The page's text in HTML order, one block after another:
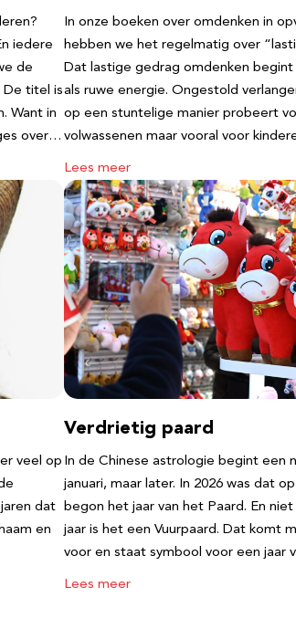
iedere
de
De titel is
Want in
over…
In onze boeken over omdenken in
hebben we het regelmatig over
Dat lastige gedrag omdenken begint
als ruwe energie. Ongestold
op een stuntelige manier probeert
volwassenen maar vooral voor
Lees meer
veel op
dat
en
Verdrietig paard
In de Chinese astrologie begint een
januari, maar later. In 2026 was dat
begon het jaar van het Paard. En
jaar is het een Vuurpaard. Dat komt
voor en staat symbool voor een jaar
Lees meer